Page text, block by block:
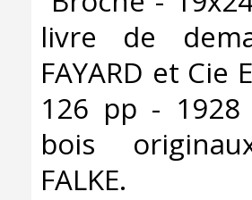
livre de
FAYARD et Cie
126 pp - 1928
bois
FALKE.‎